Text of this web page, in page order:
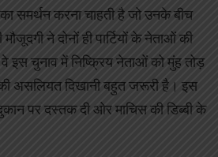
समर्थन करना चाहती है जो उनके बीच
ने दोनों ही पार्टियों के नेताओं की
इस चुनाव में निष्क्रिय नेताओं को मुंह तोड़
असलियत दिखानी बहुत जरूरी है। इस
पर दस्तक दी ओर माचिस की डिब्बी के